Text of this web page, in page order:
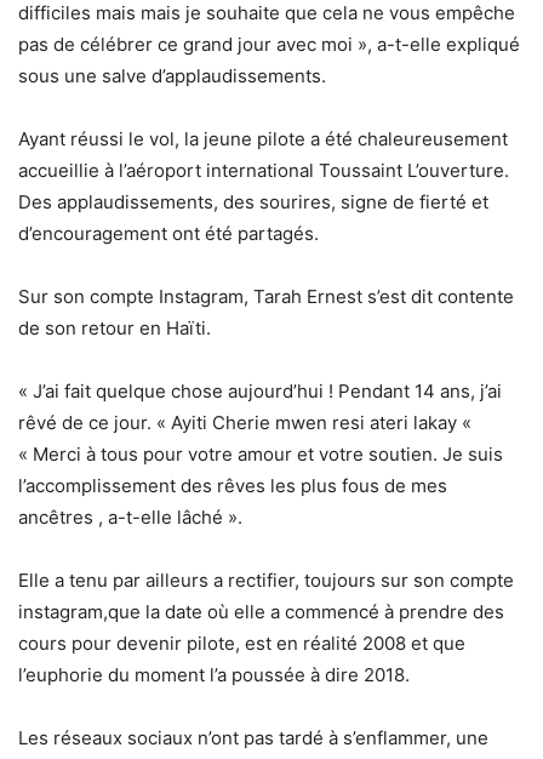
difficiles mais mais je souhaite que cela ne vous empêche
pas de célébrer ce grand jour avec moi », a-t-elle expliqué
sous une salve d’applaudissements.
Ayant réussi le vol, la jeune pilote a été chaleureusement
accueillie à l’aéroport international Toussaint L’ouverture.
Des applaudissements, des sourires, signe de fierté et
d’encouragement ont été partagés.
Sur son compte Instagram, Tarah Ernest s’est dit contente
de son retour en Haïti.
« J’ai fait quelque chose aujourd’hui ! Pendant 14 ans, j’ai
rêvé de ce jour. « Ayiti Cherie mwen resi ateri lakay «
« Merci à tous pour votre amour et votre soutien. Je suis
l’accomplissement des rêves les plus fous de mes
ancêtres , a-t-elle lâché ».
Elle a tenu par ailleurs a rectifier, toujours sur son compte
instagram,que la date où elle a commencé à prendre des
cours pour devenir pilote, est en réalité 2008 et que
l’euphorie du moment l’a poussée à dire 2018.
Les réseaux sociaux n’ont pas tardé à s’enflammer, une